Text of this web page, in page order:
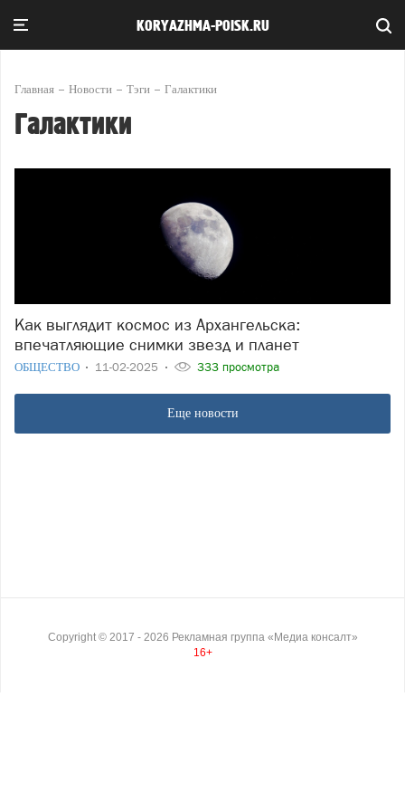
KORYAZHMA-POISK.RU
Главная Новости Тэги Галактики
Галактики
Как выглядит космос из Архангельска:
впечатляющие снимки звезд и планет
ОБЩЕСТВО 11-02-2025 333 просмотра
Еще новости
Copyright © 2017 - 2026 Рекламная группа «Медиа консалт»
16+